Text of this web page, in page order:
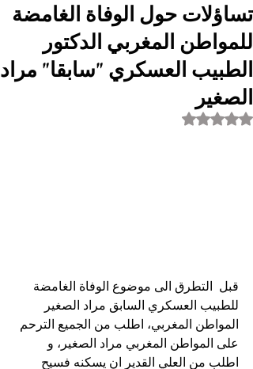
تساؤلات حول الوفاة الغامضة
للمواطن المغربي الدكتور
الطبيب العسكري "سابقا" مراد
الصغير
تم التقييم بـ ليس رقمًا من أصل 5 نجوم.
قبل  التطرق الى موضوع الوفاة الغامضة
للطبيب العسكري السابق مراد الصغير
المواطن المغربي، اطلب من الجميع الترحم
على المواطن المغربي مراد الصغير، و
اطلب من العلي القدير ان يسكنه فسيح